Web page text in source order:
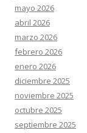
mayo 2026
abril 2026
marzo 2026
febrero 2026
enero 2026
diciembre 2025
noviembre 2025
octubre 2025
septiembre 2025